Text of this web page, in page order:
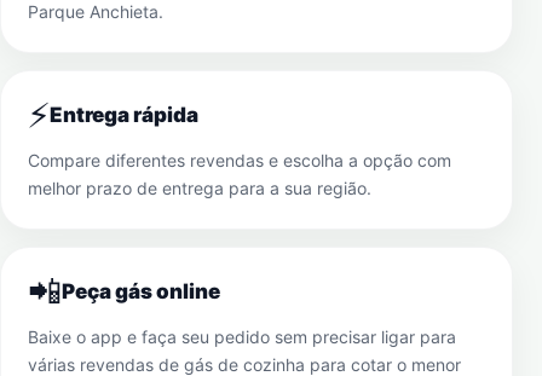
Parque Anchieta.
⚡Entrega rápida
Compare diferentes revendas e escolha a opção com
melhor prazo de entrega para a sua região.
📲Peça gás online
Baixe o app e faça seu pedido sem precisar ligar para
várias revendas de gás de cozinha para cotar o menor